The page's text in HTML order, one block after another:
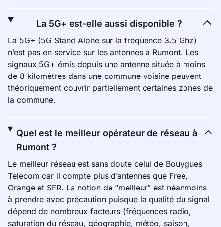
La 5G+ est-elle aussi disponible ?
La 5G+ (5G Stand Alone sur la fréquence 3.5 Ghz)
n’est pas en service sur les antennes à Rumont. Les
signaux 5G+ émis depuis une antenne située à moins
de 8 kilomètres dans une commune voisine peuvent
théoriquement couvrir partiellement certaines zones de
la commune.
Quel est le meilleur opérateur de réseau à
Rumont ?
Le meilleur réseau est sans doute celui de Bouygues
Telecom car il compte plus d’antennes que Free,
Orange et SFR. La notion de “meilleur” est néanmoins
à prendre avec précaution puisque la qualité du signal
dépend de nombreux facteurs (fréquences radio,
saturation du réseau, géographie, météo, saison,